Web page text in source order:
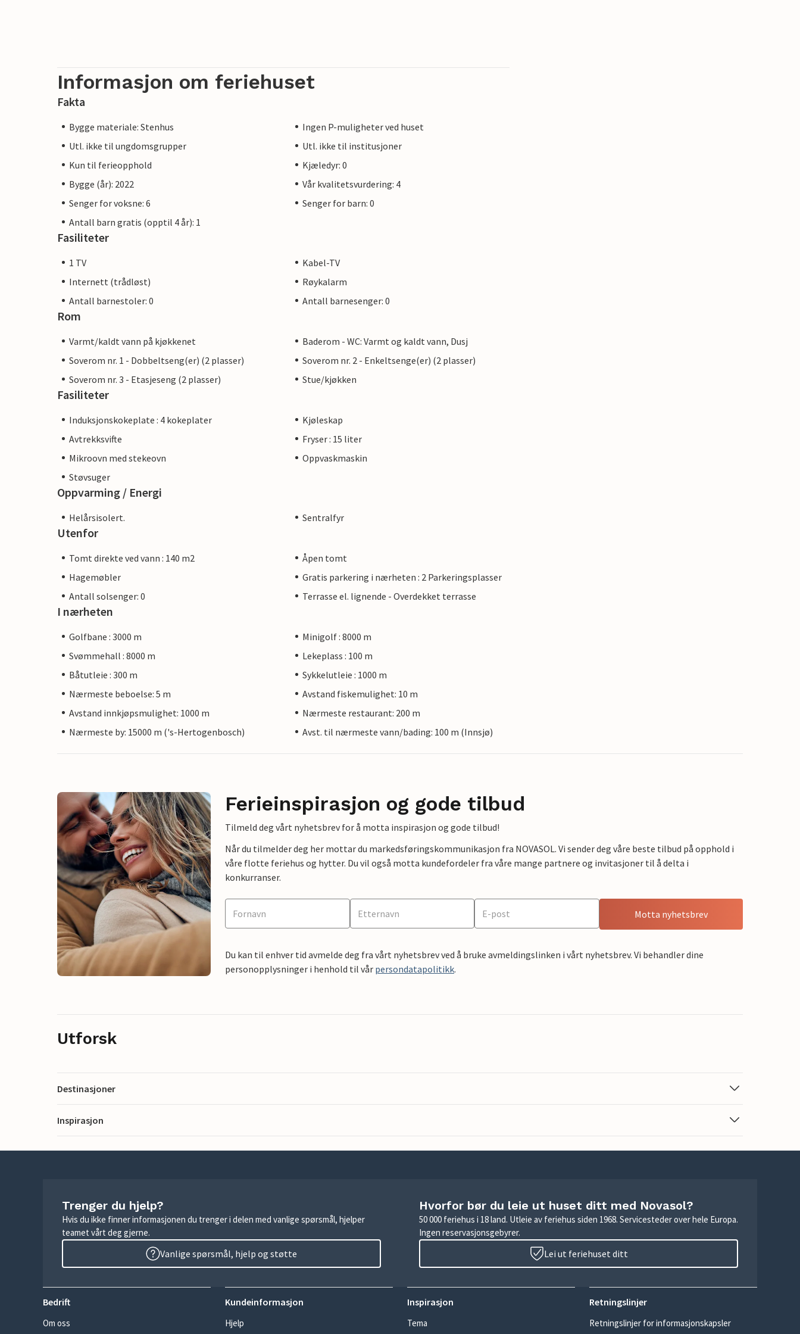
Informasjon om feriehuset
Fakta
Bygge materiale: Stenhus
Ingen P-muligheter ved huset
Utl. ikke til ungdomsgrupper
Utl. ikke til institusjoner
Kun til ferieopphold
Kjæledyr: 0
Bygge (år): 2022
Vår kvalitetsvurdering: 4
Senger for voksne: 6
Senger for barn: 0
Antall barn gratis (opptil 4 år): 1
Fasiliteter
1 TV
Kabel-TV
Internett (trådløst)
Røykalarm
Antall barnestoler: 0
Antall barnesenger: 0
Rom
Varmt/kaldt vann på kjøkkenet
Baderom - WC: Varmt og kaldt vann, Dusj
Soverom nr. 1 - Dobbeltseng(er) (2 plasser)
Soverom nr. 2 - Enkeltsenge(er) (2 plasser)
Soverom nr. 3 - Etasjeseng (2 plasser)
Stue/kjøkken
Fasiliteter
Induksjonskokeplate : 4 kokeplater
Kjøleskap
Avtrekksvifte
Fryser : 15 liter
Mikroovn med stekeovn
Oppvaskmaskin
Støvsuger
Oppvarming / Energi
Helårsisolert. Sentralfyr
Utenfor
Tomt direkte ved vann : 140 m2
Åpen tomt
Hagemøbler
Gratis parkering i nærheten : 2 Parkeringsplasser
Antall solsenger: 0
Terrasse el. lignende - Overdekket terrasse
I nærheten
Golfbane : 3000 m
Minigolf : 8000 m
Svømmehall : 8000 m
Lekeplass : 100 m
Båtutleie : 300 m
Sykkelutleie : 1000 m
Nærmeste beboelse: 5 m
Avstand fiskemulighet: 10 m
Avstand innkjøpsmulighet: 1000 m
Nærmeste restaurant: 200 m
Nærmeste by: 15000 m ('s-Hertogenbosch)
Avst. til nærmeste vann/bading: 100 m (Innsjø)
Ferieinspirasjon og gode tilbud
Tilmeld deg vårt nyhetsbrev for å motta inspirasjon og gode tilbud!
Når du tilmelder deg her mottar du markedsføringskommunikasjon fra NOVASOL. Vi sender deg våre beste tilbud på opphold i
våre flotte feriehus og hytter. Du vil også motta kundefordeler fra våre mange partnere og invitasjoner til å delta i
konkurranser.
Motta nyhetsbrev
Du kan til enhver tid avmelde deg fra vårt nyhetsbrev ved å bruke avmeldingslinken i vårt nyhetsbrev. Vi behandler dine
personopplysninger i henhold til vår persondatapolitikk.
Utforsk
Destinasjoner
Inspirasjon
Trenger du hjelp?
Hvis du ikke finner informasjonen du trenger i delen med vanlige spørsmål, hjelper
teamet vårt deg gjerne.
Vanlige spørsmål, hjelp og støtte
Hvorfor bør du leie ut huset ditt med Novasol?
50 000 feriehus i 18 land. Utleie av feriehus siden 1968. Servicesteder over hele Europa.
Ingen reservasjonsgebyrer.
Lei ut feriehuset ditt
Bedrift
Om oss
Kundeinformasjon
Hjelp
Inspirasjon
Tema
Retningslinjer
Retningslinjer for informasjonskapsler